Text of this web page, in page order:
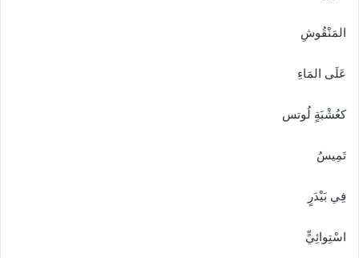
المَنْقُوشِ
عَلَى المَاءِ
كعُشْبَةٍ لُوتس
تَمِيسُ
فِي بَيْدَرٍ
اسْتِوائِيٍّ